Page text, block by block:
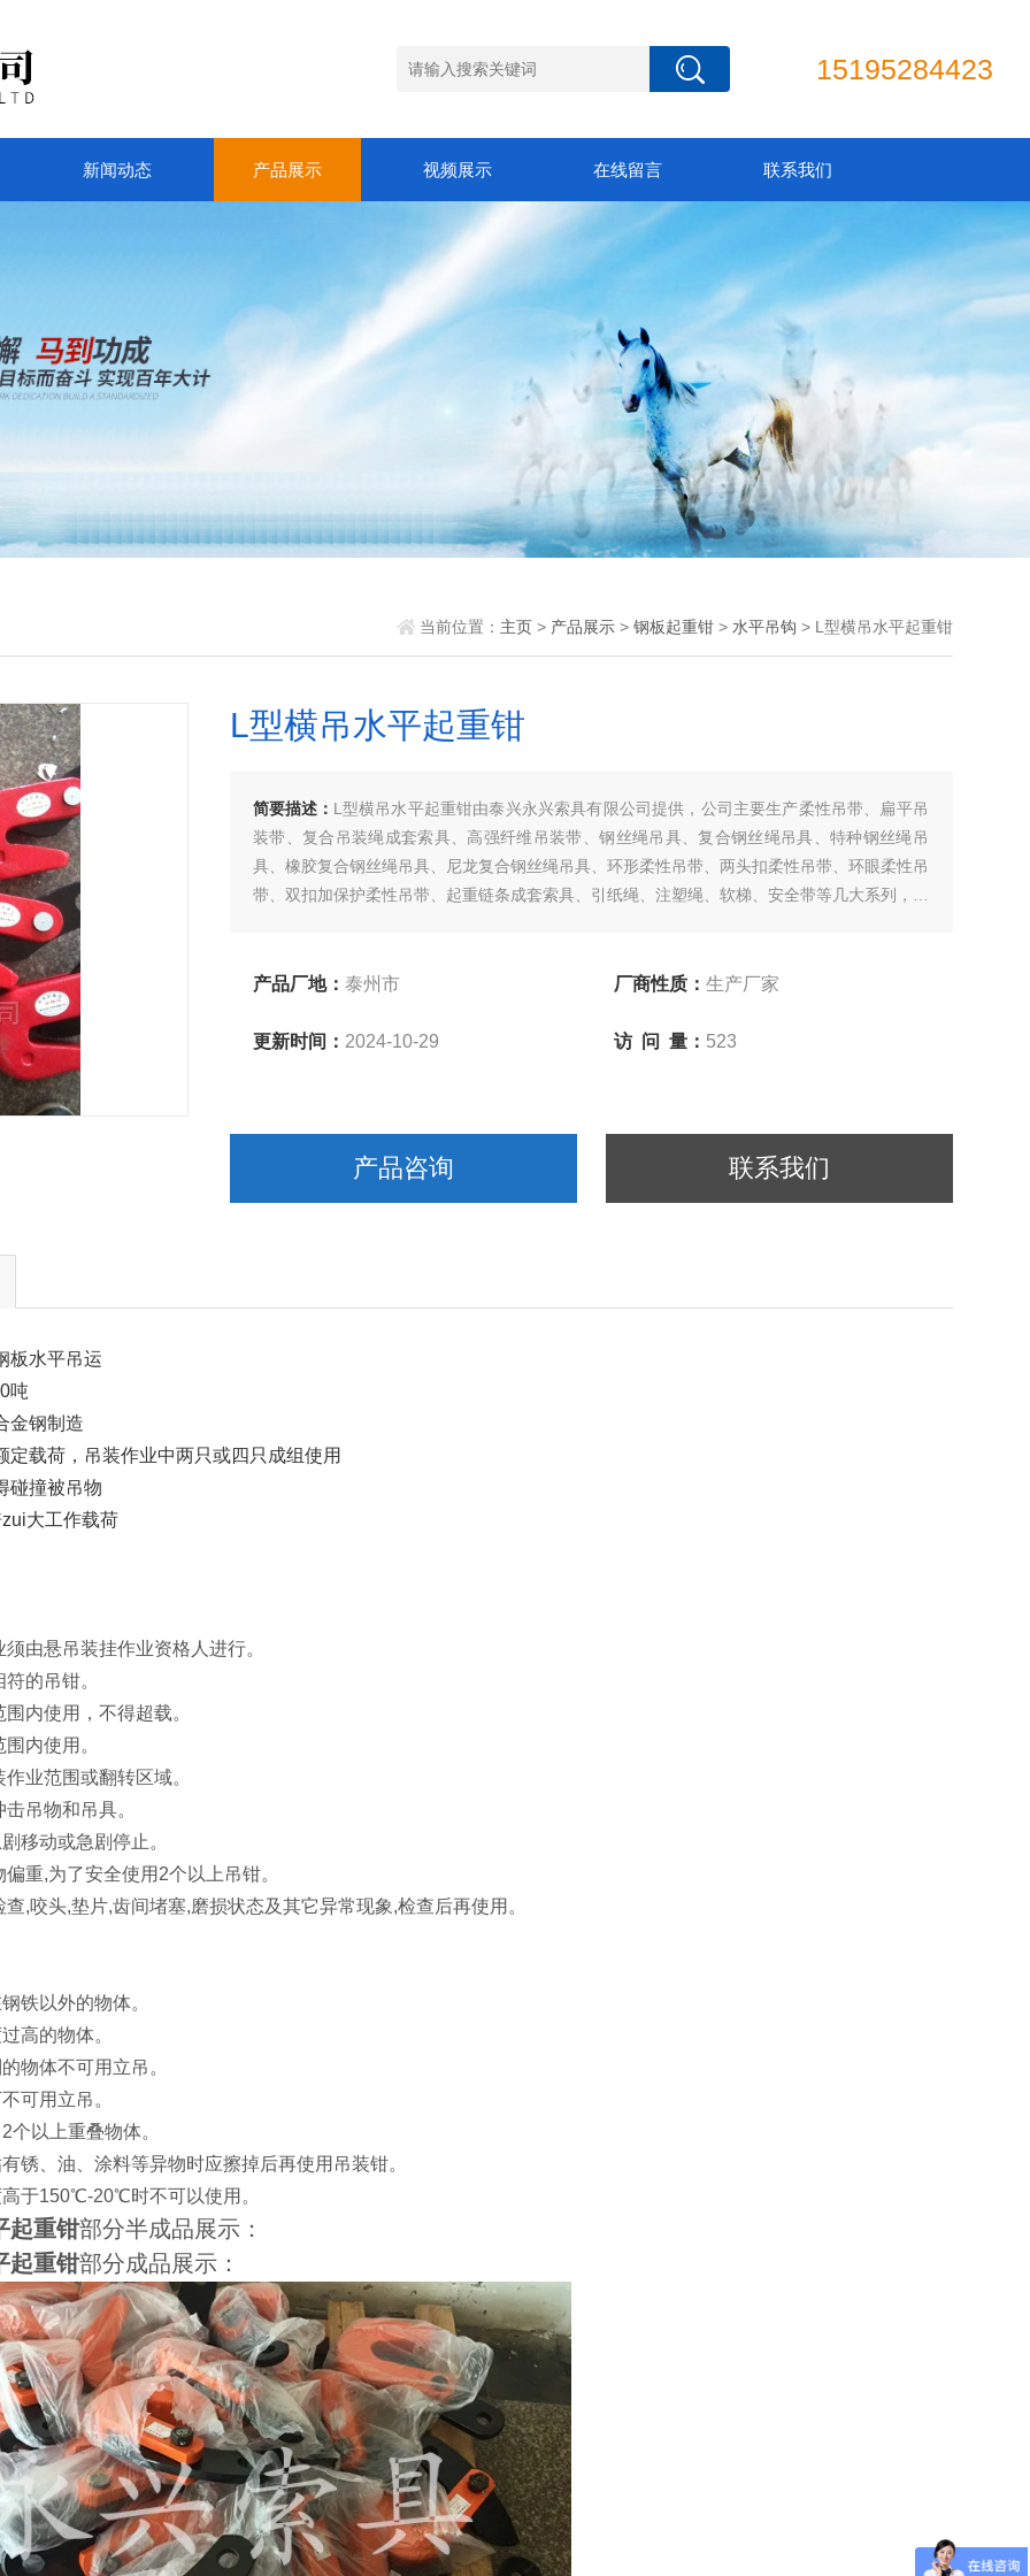
15195284423
新闻动态 产品展示 视频展示 在线留言 联系我们
当前位置： 主页> 产品展示> 钢板起重钳> 水平吊钩 > L型横吊水平起重钳
L型横吊水平起重钳
简要描述： L型横吊水平起重钳由泰兴永兴索具有限公司提供，公司主要生产柔性吊带、扁平吊
装带、复合吊装绳成套索具、高强纤维吊装带、钢丝绳吊具、复合钢丝绳吊具、特种钢丝绳吊
具、橡胶复合钢丝绳吊具、尼龙复合钢丝绳吊具、环形柔性吊带、两头扣柔性吊带、环眼柔性吊
带、双扣加保护柔性吊带、起重链条成套索具、引纸绳、注塑绳、软梯、安全带等几大系列，欢
产品厂地： 泰州市 厂商性质：生产厂家
更新时间： 2024-10-29 访 问 量： 523
产品咨询 联系我们
板水平吊运
吨
金钢制造
定载荷，吊装作业中两只或四只成组使用
碰撞被吊物
大工作载荷
由悬吊装挂作业资格人进行。
的吊钳。
内使用，不得超载。
内使用。
业范围或翻转区域。
吊物和吊具。
移动或急剧停止。
重,为了安全使用2个以上吊钳。
,咬头,垫片,齿间堵塞,磨损状态及其它异常现象,检查后再使用。
铁以外的物体。
高的物体。
物体不可用立吊。
可用立吊。
个以上重叠物体。
锈、油、涂料等异物时应擦掉后再使用吊装钳。
于150℃-20℃时不可以使用。
起重钳部分半成品展示：
起重钳部分成品展示：